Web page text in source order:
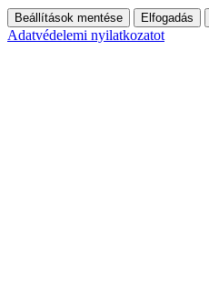
Beállítások mentése Elfogadás
Adatvédelemi nyilatkozatot